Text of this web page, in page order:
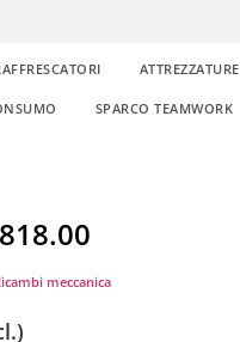
ATTREZZATURE
SPARCO TEAMWORK
meccanica